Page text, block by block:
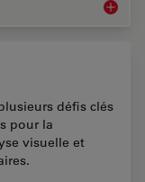
défis clés
pour la
visuelle et